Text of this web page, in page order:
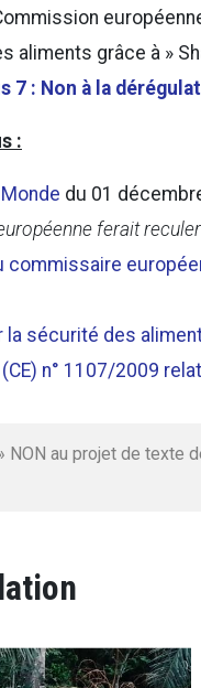
aliments grâce à »
7 : Non à la
:
du 01
ferait reculer
commissaire
la sécurité des
n° 1107/2009
NON au projet de texte